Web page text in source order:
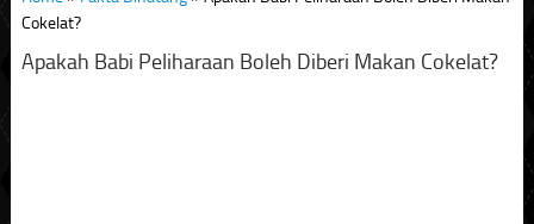
Cokelat?
Apakah Babi Peliharaan Boleh Diberi Makan Cokelat?